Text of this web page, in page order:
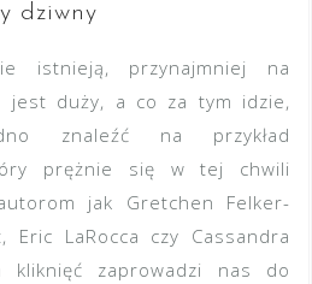
dziwny
istnieją, przynajmniej na
jest duży, a co za tym idzie,
znaleźć na przykład
prężnie się w tej chwili
jak Gretchen Felker-
Eric LaRocca czy Cassandra
kliknięć zaprowadzi nas do